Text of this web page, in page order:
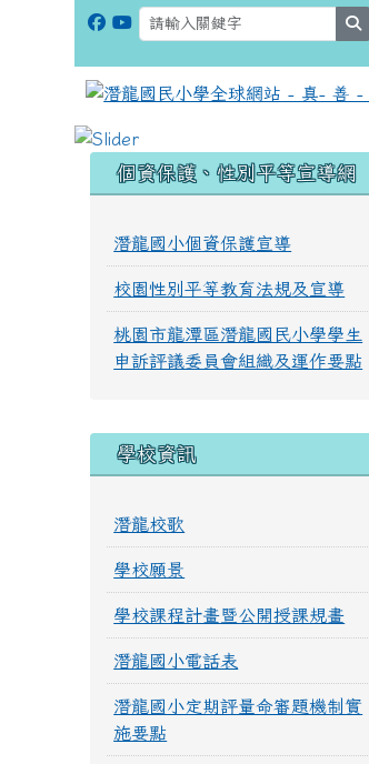
個資保護、性別平等宣導網
潛龍國小個資保護宣導
校園性別平等教育法規及宣導
桃園市龍潭區潛龍國民小學學生
申訴評議委員會組織及運作要點
學校資訊
潛龍校歌
學校願景
學校課程計畫暨公開授課規畫
潛龍國小電話表
潛龍國小定期評量命審題機制實
施要點